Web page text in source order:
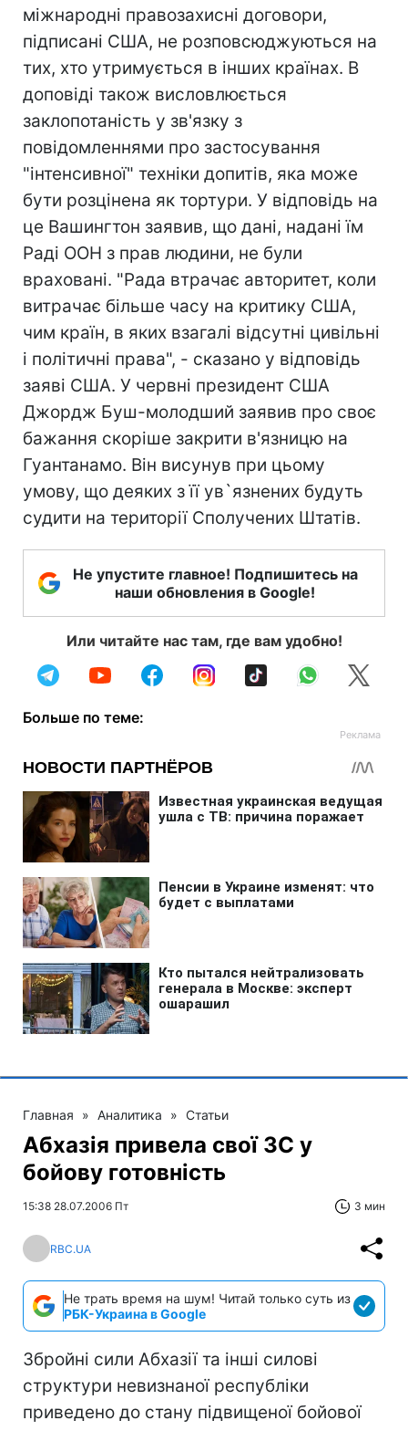
міжнародні правозахисні договори,
підписані США, не розповсюджуються на
тих, хто утримується в інших країнах. В
доповіді також висловлюється
заклопотаність у зв'язку з
повідомленнями про застосування
"інтенсивної" техніки допитів, яка може
бути розцінена як тортури. У відповідь на
це Вашингтон заявив, що дані, надані їм
Раді ООН з прав людини, не були
враховані. "Рада втрачає авторитет, коли
витрачає більше часу на критику США,
чим країн, в яких взагалі відсутні цивільні
і політичні права", - сказано у відповідь
заяві США. У червні президент США
Джордж Буш-молодший заявив про своє
бажання скоріше закрити в'язницю на
Гуантанамо. Він висунув при цьому
умову, що деяких з її ув`язнених будуть
судити на території Сполучених Штатів.
Не упустите главное! Подпишитесь на
наши обновления в Google!
Или читайте нас там, где вам удобно!
Больше по теме:
Главная » Аналитика » Статьи
Абхазія привела свої ЗС у
бойову готовність
15:38 28.07.2006 Пт 3 мин
RBC.UA
Не трать время на шум! Читай только суть из
РБК-Украина в Google
Збройні сили Абхазії та інші силові
структури невизнаної республіки
приведено до стану підвищеної бойової